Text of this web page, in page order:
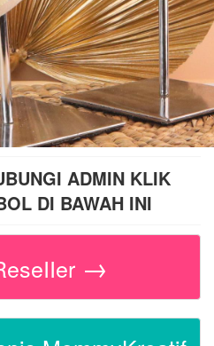
ADMIN KLIK
DI BAWAH INI
→